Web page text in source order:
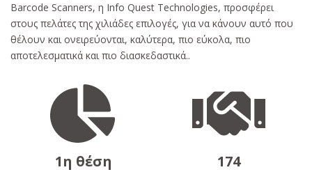
Barcode Scanners, η Info Quest Technologies, προσφέρει
στους πελάτες της χιλιάδες επιλογές, για να κάνουν αυτό που
θέλουν και ονειρεύονται, καλύτερα, πιο εύκολα, πιο
αποτελεσματικά και πιο διασκεδαστικά..
1η θέση
174